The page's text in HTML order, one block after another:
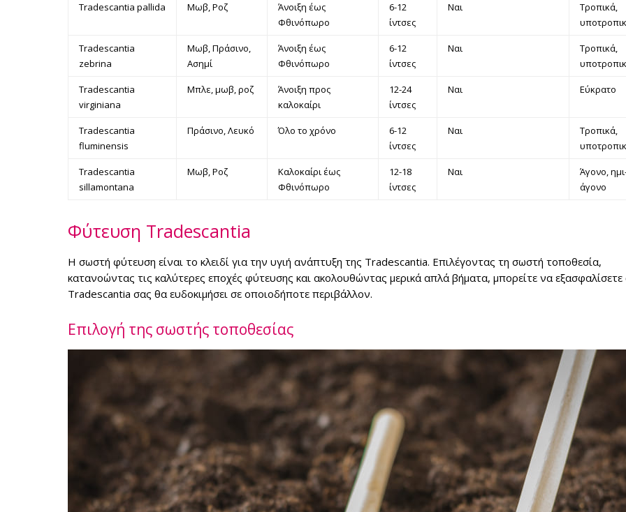
Tradescantia pallida Μωβ, Ροζ
Άνοιξη έως
Φθινόπωρο
6-12
ίντσες
Ναι
Τροπικά,
Tradescantia
zebrina
Μωβ, Πράσινο,
Ασημί
Άνοιξη έως
Φθινόπωρο
6-12
ίντσες
Ναι
Τροπικά,
Tradescantia
virginiana
Μπλε, μωβ, ροζ
Άνοιξη προς
καλοκαίρι
12-24
ίντσες
Ναι Εύκρατο
Tradescantia
fluminensis
Πράσινο, Λευκό Όλο το χρόνο
6-12
ίντσες
Ναι
Τροπικά,
Tradescantia
sillamontana
Μωβ, Ροζ
Καλοκαίρι έως
Φθινόπωρο
12-18
ίντσες
Ναι
Άγονο,
άγονο
Φύτευση Tradescantia
Η σωστή φύτευση είναι το κλειδί για την υγιή ανάπτυξη της Tradescantia. Επιλέγοντας τη σωστή τοποθεσία,
κατανοώντας τις καλύτερες εποχές φύτευσης και ακολουθώντας μερικά απλά βήματα, μπορείτε να εξασφαλίσετε
Tradescantia σας θα ευδοκιμήσει σε οποιοδήποτε περιβάλλον.
Επιλογή της σωστής τοποθεσίας